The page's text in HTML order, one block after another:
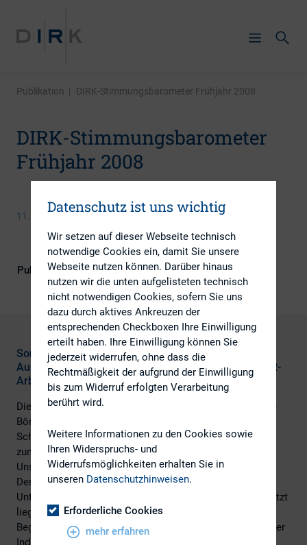
Publikation | DIRK-Stimmungsbarometer Frühjahr 2008
DIRK-Stimmungsbarometer
Frühjahr 2008
11. März 2008
Publikationsform DIRK-Publikationen
Sonderthema des Stimmungsbarometers:
Auswirkungen der Subprime-Krise auf die tägliche IR-
Arbeit
Die Befragung ab Mitte Januar 2008 fiel in eine turbulente
Börsenzeit, in der die Subprime-Krise fast täglich neue
Schlagzeilen lieferte. Die Aktienmärkte reagierten
zunehmend nervös und die Volatilität stieg stark an. Die
Unsicherheit setzt sich in den aktuellen Ergebnissen fort:
Der Indikator zur Einschätzung der derzeitigen Lage der
Unternehmen in Deutschland ist wiederholt gesunken. Jetzt
liegt er bei 20 Prozent – das ist der niedrigste Wert seit
Beginn der Befragung. Allein im Jahresvergleich verliert der
Indikator zwei Drittel seines Wertes (Frühjahr 2007: 63
Datenschutz ist uns wichtig
Wir setzen auf dieser Webseite technisch
notwendige Cookies ein, damit Sie unsere
Webseite nutzen können. Darüber hinaus
nutzen wir die unten aufgelisteten technisch
nicht notwendigen Cookies, sofern Sie uns
dazu durch aktives Ankreuzen der
entsprechenden Checkboxen Ihre Einwilligung
erteilt haben. Ihre Einwilligung können Sie
jederzeit widerrufen, ohne dass die
Rechtmäßigkeit der aufgrund der Einwilligung
bis zum Widerruf erfolgten Verarbeitung
berührt wird.
Weitere Informationen zu den Cookies sowie
Ihren Widerspruchs- und
Widerrufsmöglichkeiten erhalten Sie in
unseren Datenschutzhinweisen.
Erforderliche Cookies
mehr erfahren